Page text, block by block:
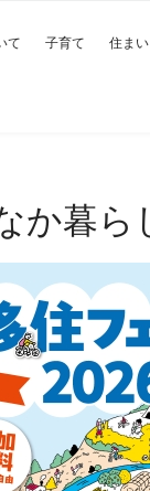
て 子育て 住ま
か暮